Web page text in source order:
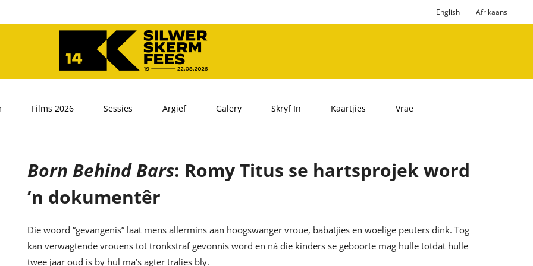
English Afrikaans
Films 2026 Sessies Argief Galery Skryf In Kaartjies Vrae
Born Behind Bars: Romy Titus se hartsprojek word
’n dokumentêr
Die woord “gevangenis” laat mens allermins aan hoogswanger vroue, babatjies en woelige peuters dink. Tog
kan verwagtende vrouens tot tronkstraf gevonnis word en ná die kinders se geboorte mag hulle totdat hulle
twee jaar oud is by hul ma’s agter tralies bly.